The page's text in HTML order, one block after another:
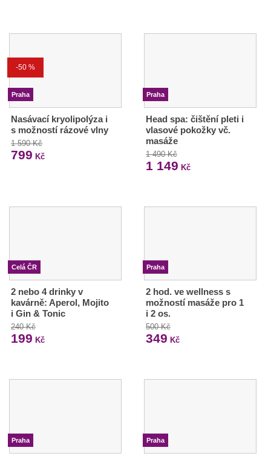
-50 %
Praha
Nasávací kryolipolýza i
s možností rázové vlny
1 590 Kč
799 Kč
Praha
Head spa: čištění pleti i
vlasové pokožky vč.
masáže
1 490 Kč
1 149 Kč
Celá ČR
2 nebo 4 drinky v
kavárně: Aperol, Mojito
i Gin & Tonic
240 Kč
199 Kč
Praha
2 hod. ve wellness s
možností masáže pro 1
i 2 os.
500 Kč
349 Kč
Praha Praha